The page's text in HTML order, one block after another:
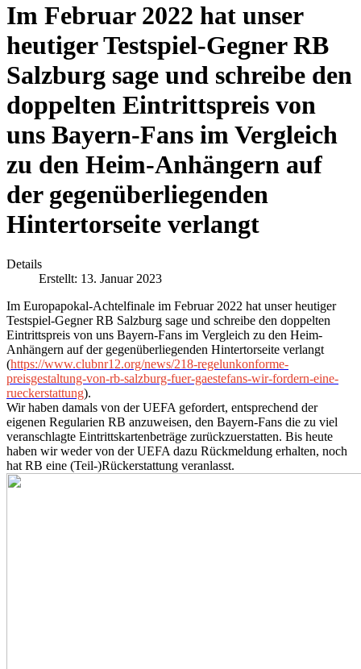
Im Februar 2022 hat unser
heutiger Testspiel-Gegner RB
Salzburg sage und schreibe den
doppelten Eintrittspreis von
uns Bayern-Fans im Vergleich
zu den Heim-Anhängern auf
der gegenüberliegenden
Hintertorseite verlangt
Details
Erstellt: 13. Januar 2023
Im Europapokal-Achtelfinale im Februar 2022 hat unser heutiger
Testspiel-Gegner RB Salzburg sage und schreibe den doppelten
Eintrittspreis von uns Bayern-Fans im Vergleich zu den Heim-
Anhängern auf der gegenüberliegenden Hintertorseite verlangt
(https://www.clubnr12.org/news/218-regelunkonforme-
preisgestaltung-von-rb-salzburg-fuer-gaestefans-wir-fordern-eine-
rueckerstattung).
Wir haben damals von der UEFA gefordert, entsprechend der
eigenen Regularien RB anzuweisen, den Bayern-Fans die zu viel
veranschlagte Eintrittskartenbeträge zurückzuerstatten. Bis heute
haben wir weder von der UEFA dazu Rückmeldung erhalten, noch
hat RB eine (Teil-)Rückerstattung veranlasst.